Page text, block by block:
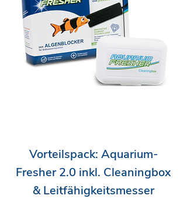
Vorteilspack: Aquarium-
Fresher 2.0 inkl. Cleaningbox
& Leitfähigkeitsmesser